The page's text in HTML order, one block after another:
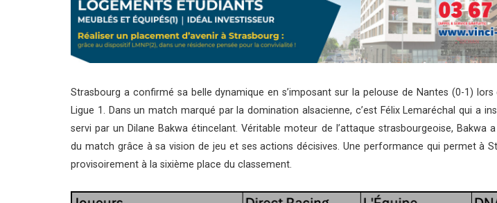
Strasbourg a confirmé sa belle dynamique en s’imposant sur la pelouse de Nantes (0-1)
Ligue 1. Dans un match marqué par la domination alsacienne, c’est Félix Lemaréchal qui a
servi par un Dilane Bakwa étincelant. Véritable moteur de l’attaque strasbourgeoise, Bakwa
du match grâce à sa vision de jeu et ses actions décisives. Une performance qui permet à
provisoirement à la sixième place du classement.